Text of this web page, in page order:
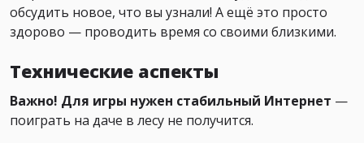
обсудить новое, что вы узнали! А ещё это просто
здорово — проводить время со своими близкими.
Технические аспекты
Важно! Для игры нужен стабильный Интернет —
поиграть на даче в лесу не получится.